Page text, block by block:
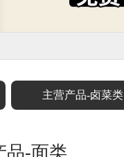
主营产品-卤菜类
品-面类